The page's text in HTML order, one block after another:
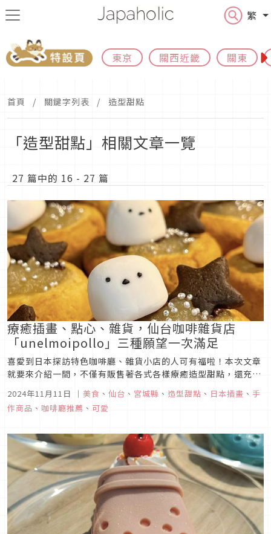
繁
東京 關西近畿 關東
首頁 關鍵字列表 造型甜點
「造型甜點」相關文章一覽
27 篇中的 16 - 27 篇
療癒插畫、點心、雜貨，仙台咖啡雜貨店
「unelmoipollo」三種願望一次滿足
喜愛到日本探訪特色咖啡廳、雜貨小店的人可有福啦！本次文章
就要來介紹一間，不僅有販售著各式各樣療癒造型甜點，還充滿
ロ」（以下稱：unelmoipollo），來到日本東北的仙台遊玩
時，可別錯過探訪這家寶藏店鋪的好機會。
2024年11月11日 ｜ 美食 、 仙台 、 宮城縣 、 造型甜點 、 日本插畫 、 手
作商品 、 咖啡廳推薦 、 可愛